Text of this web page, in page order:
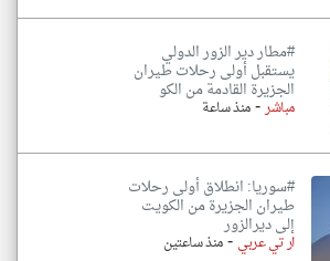
#مطار دير الزور الدولي
يستقبل أولى رحلات طيران
الجزيرة ‏القادمة من الكو
مباشر-منذ ساعة
#سوريا: انطلاق أولى رحلات
طيران الجزيرة من الكويت
إلى ديرالزور
ار تي عربي-منذ ساعتين